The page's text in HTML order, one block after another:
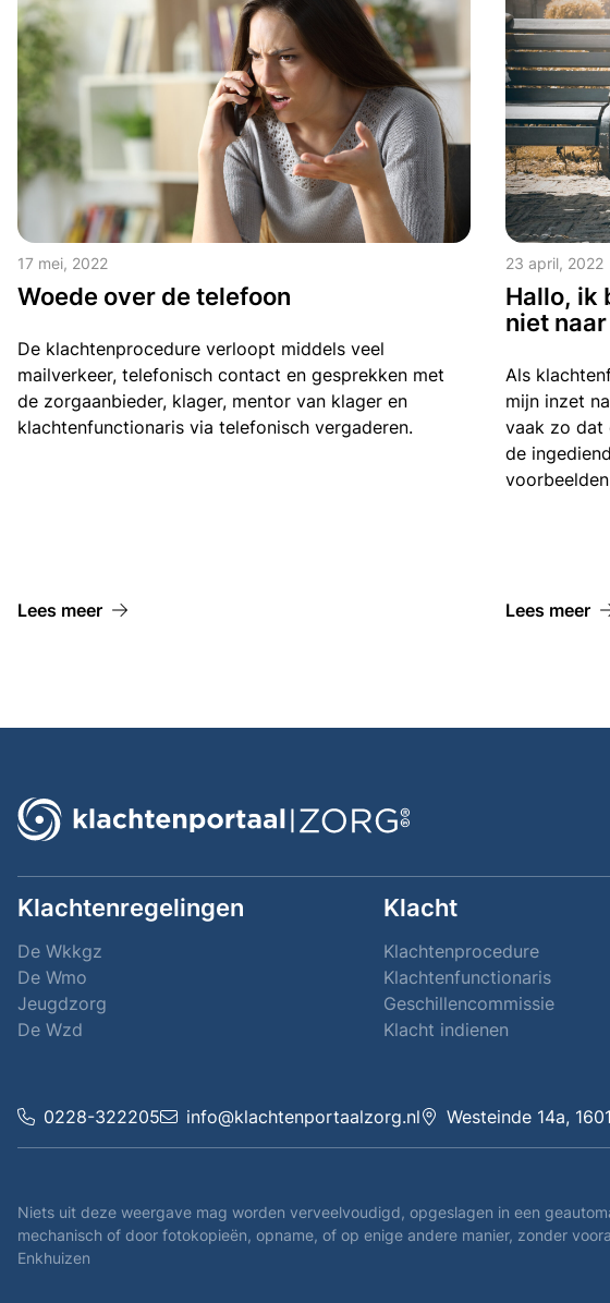
17 mei, 2022
Woede over de telefoon
De klachtenprocedure verloopt middels veel
mailverkeer, telefonisch contact en gesprekken met
de zorgaanbieder, klager, mentor van klager en
klachtenfunctionaris via telefonisch vergaderen.
Lees meer
23 april, 2022
Hallo, ik
niet
Als
mijn inzet
vaak zo dat
de
Lees meer
Klachtenregelingen
De Wkkgz
De Wmo
Jeugdzorg
De Wzd
Klacht
Klachtenprocedure
Klachtenfunctionaris
Geschillencommissie
Klacht indienen
0228-322205 info@klachtenportaalzorg.nl Westeinde 14a,
Niets uit deze weergave mag worden verveelvoudigd, opgeslagen in een
mechanisch of door fotokopieën, opname, of op enige andere manier, zonder
Enkhuizen